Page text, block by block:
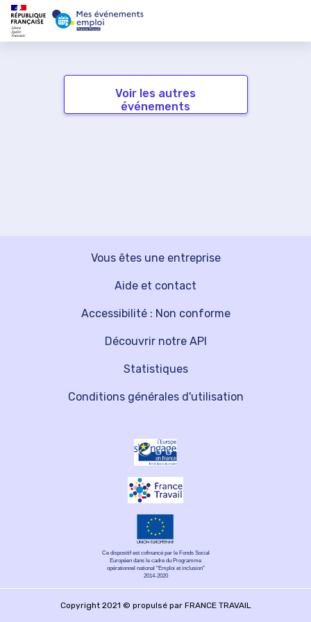
Voir les autres
événements
Vous êtes une entreprise
Découvrir notre API
Aide et contact
Statistiques
Accessibilité : Non conforme
Conditions générales d'utilisation
Ce dispositif est cofinancé par le Fonds Social
Européen dans le cadre du Programme
opérationnel national "Emploi et inclusion"
2014-2020
Copyright 2021 © propulsé par FRANCE TRAVAIL